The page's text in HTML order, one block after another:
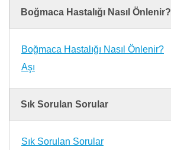
Boğmaca Hastalığı Nasıl Önlenir?
Boğmaca Hastalığı Nasıl Önlenir?
Aşı
Sık Sorulan Sorular
Sık Sorulan Sorular